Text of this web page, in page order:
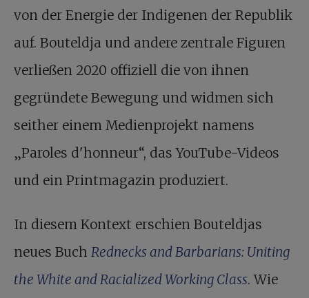
von der Energie der Indigenen der Republik
auf. Bouteldja und andere zentrale Figuren
verließen 2020 offiziell die von ihnen
gegründete Bewegung und widmen sich
seither einem Medienprojekt namens
„Paroles d'honneur“, das YouTube-Videos
und ein Printmagazin produziert.
In diesem Kontext erschien Bouteldjas
neues Buch Rednecks and Barbarians: Uniting
the White and Racialized Working Class. Wie